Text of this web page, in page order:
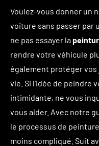
Voulez-vous donner un
voiture sans passer par
ne pas essayer la
rendre votre véhicule
également protéger
vie. Si l’idée de peindre
intimidante, ne vous
vous aider. Avec notre
le processus de
moins compliqué. Suit